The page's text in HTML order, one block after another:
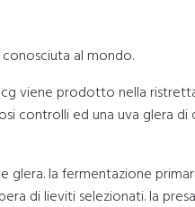
al mondo.
viene prodotto nella
controlli ed una uva glera di
glera. la fermentazione
di lieviti selezionati. la